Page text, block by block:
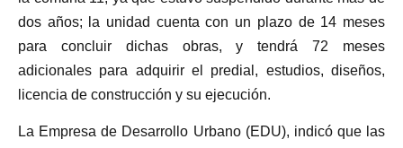
dos años; la unidad cuenta con un plazo de 14 meses
para concluir dichas obras, y tendrá 72 meses
adicionales para adquirir el predial, estudios, diseños,
licencia de construcción y su ejecución.
La Empresa de Desarrollo Urbano (EDU), indicó que las